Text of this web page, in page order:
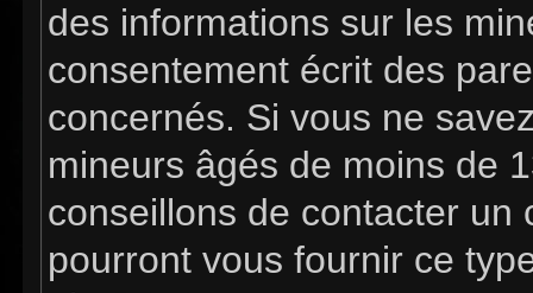
des informations sur les
consentement écrit des
concernés. Si vous ne
mineurs âgés de moins de
conseillons de contacter un
pourront vous fournir ce